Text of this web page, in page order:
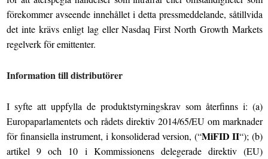
förekommer avseende innehållet i detta pressmeddelande, såtillvida
det inte krävs enligt lag eller Nasdaq First North Growth Markets
regelverk för emittenter.
Information till distributörer
I syfte att uppfylla de produktstyrningskrav som återfinns i: (a)
Europaparlamentets och rådets direktiv 2014/65/EU om marknader
för finansiella instrument, i konsoliderad version, (“MiFID II“); (b)
artikel 9 och 10 i Kommissionens delegerade direktiv (EU)